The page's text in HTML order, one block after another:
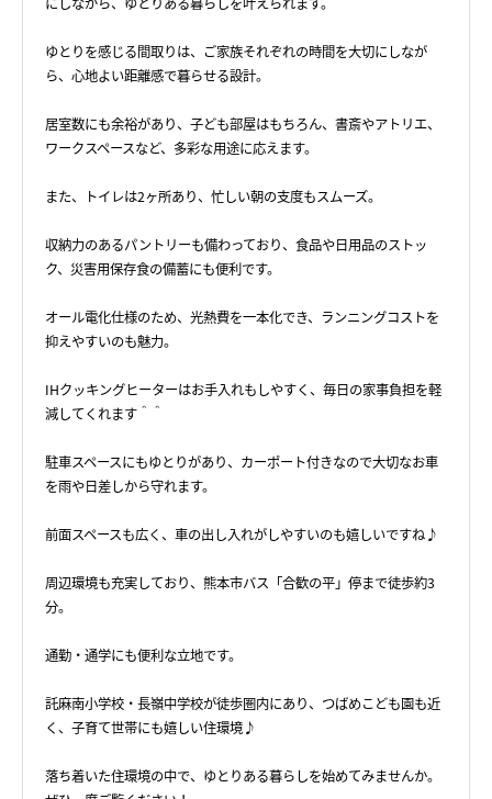
ゆとりを感じる間取りは、ご家族それぞれの時間を大切にしなが
ら、心地よい距離感で暮らせる設計。
居室数にも余裕があり、子ども部屋はもちろん、書斎やアトリエ、
ワークスペースなど、多彩な用途に応えます。
また、トイレは2ヶ所あり、忙しい朝の支度もスムーズ。
収納力のあるパントリーも備わっており、食品や日用品のストッ
ク、災害用保存食の備蓄にも便利です。
オール電化仕様のため、光熱費を一本化でき、ランニングコストを
抑えやすいのも魅力。
IHクッキングヒーターはお手入れもしやすく、毎日の家事負担を軽
減してくれます＾＾
駐車スペースにもゆとりがあり、カーポート付きなので大切なお車
を雨や日差しから守れます。
前面スペースも広く、車の出し入れがしやすいのも嬉しいですね♪
周辺環境も充実しており、熊本市バス「合歓の平」停まで徒歩約3
分。
通勤・通学にも便利な立地です。
託麻南小学校・長嶺中学校が徒歩圏内にあり、つばめこども園も近
く、子育て世帯にも嬉しい住環境♪
落ち着いた住環境の中で、ゆとりある暮らしを始めてみませんか。